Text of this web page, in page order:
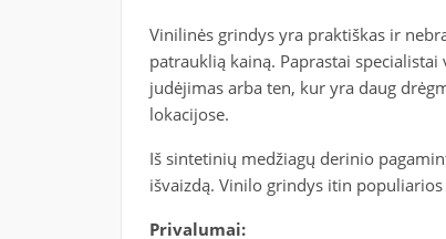
Vinilinės grindys yra praktiškas ir
patrauklią kainą. Paprastai
judėjimas arba ten, kur yra daug
lokacijose.
Iš sintetinių medžiagų derinio
išvaizdą. Vinilo grindys itin populiarios
Privalumai: